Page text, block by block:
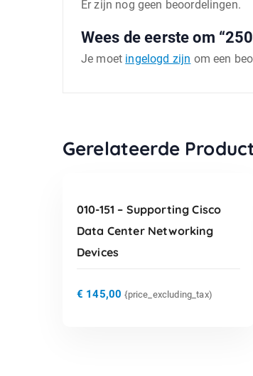
Er zijn nog geen beoordelingen.
Wees de eerste om
Je moet ingelogd zijn om een
Gerelateerde
TOEVOEGEN AAN
010-151 – Supporting Cisco
Data Center Networking
Devices
€ 145,00 {price_excluding_tax)